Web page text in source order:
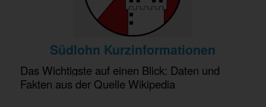
Südlohn Kurzinformationen
Das Wichtigste auf einen Blick: Daten und
Fakten aus der Quelle Wikipedia